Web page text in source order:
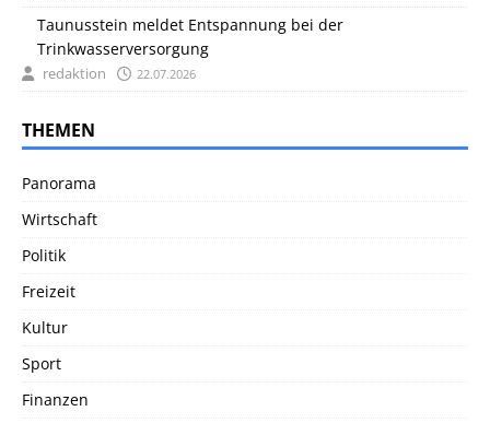
Taunusstein meldet Entspannung bei der
Trinkwasserversorgung
redaktion 22.07.2026
THEMEN
Panorama
Wirtschaft
Politik
Freizeit
Kultur
Sport
Finanzen